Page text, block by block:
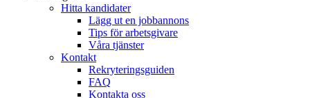
Hitta kandidater
Lägg ut en jobbannons
Tips för arbetsgivare
Våra tjänster
Kontakt
Rekryteringsguiden
FAQ
Kontakta oss